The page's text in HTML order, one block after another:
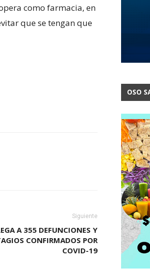
como farmacia, en
que se tengan que
Siguiente
A 355 DEFUNCIONES Y
CONFIRMADOS POR
COVID-19
OSO